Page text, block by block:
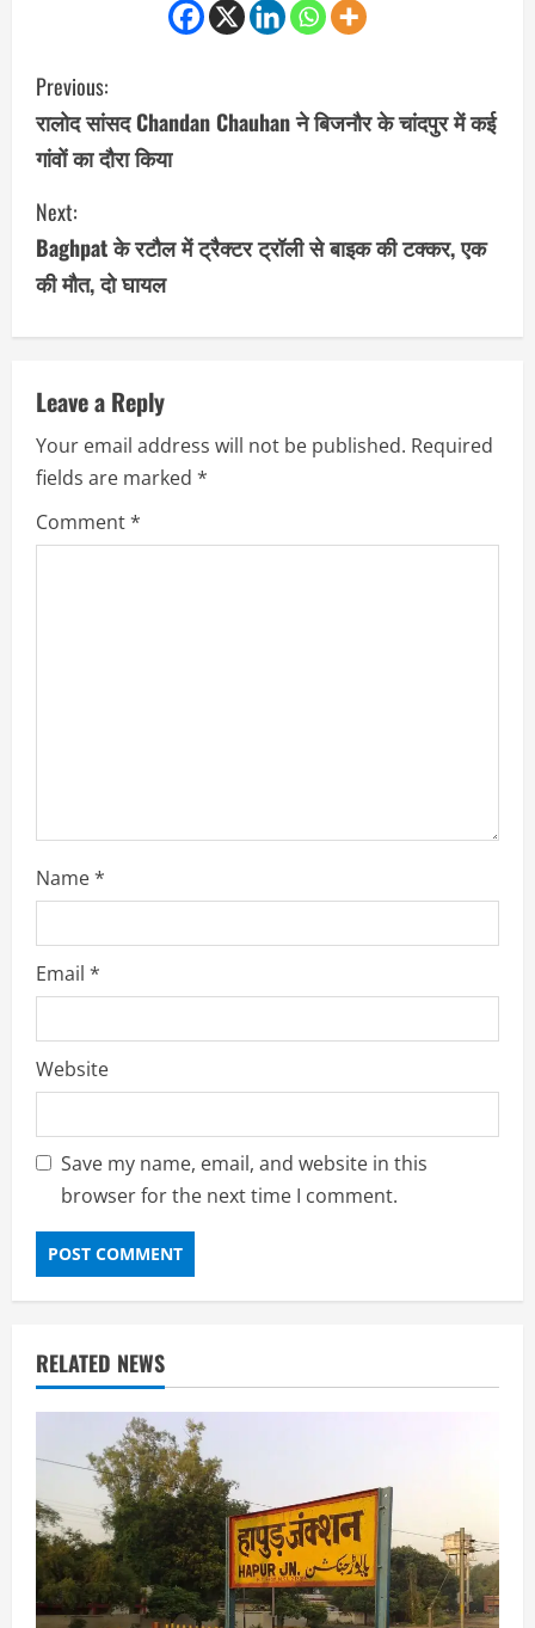
C
o
n
t
i
n
e
R
e
Previous:
रालोद सांसद Chandan Chauhan ने बिजनौर के चांदपुर में कई
गांवों का दौरा किया
Next:
Baghpat के रटौल में ट्रैक्टर ट्रॉली से बाइक की टक्कर, एक
की मौत, दो घायल
Leave a Reply
Your email address will not be published. Required
fields are marked *
Comment*
Name*
Email *
Website
Save my name, email, and website in this
browser for the next time I comment.
RELATED NEWS